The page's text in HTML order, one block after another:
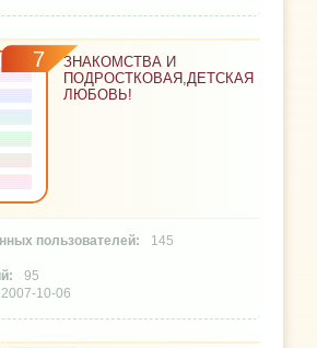
7
ЗНАКОМСТВА И
ПОДРОСТКОВАЯ,ДЕТСКАЯ
ЛЮБОВЬ!
145
95
2007-10-06